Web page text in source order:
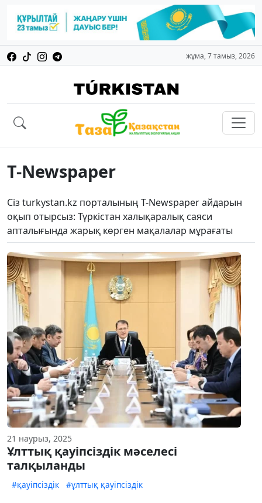
жұма, 7 тамыз, 2026
T-Newspaper
Сіз turkystan.kz порталының T-Newspaper айдарын
оқып отырсыз: Түркістан халықаралық саяси
апталығында жарық көрген мақалалар мұрағаты
21 наурыз, 2025
Ұлттық қауіпсіздік мәселесі
талқыланды
#қауіпсіздік #ұлттық қауіпсіздік